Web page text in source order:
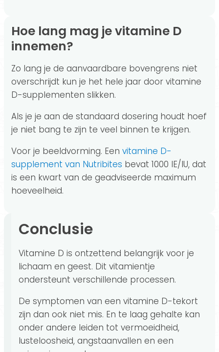
Hoe lang mag je vitamine D
innemen?
Zo lang je de aanvaardbare bovengrens niet
overschrijdt kun je het hele jaar door vitamine
D-supplementen slikken.
Als je je aan de standaard dosering houdt hoef
je niet bang te zijn te veel binnen te krijgen.
Voor je beeldvorming. Een vitamine D-
supplement van Nutribites bevat 1000 IE/IU, dat
is een kwart van de geadviseerde maximum
hoeveelheid.
Conclusie
Vitamine D is ontzettend belangrijk voor je
lichaam en geest. Dit vitamientje
ondersteunt verschillende processen.
De symptomen van een vitamine D-tekort
zijn dan ook niet mis. En te laag gehalte kan
onder andere leiden tot vermoeidheid,
lusteloosheid, angstaanvallen en een